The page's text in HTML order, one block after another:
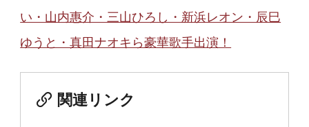
い・山内惠介・三山ひろし・新浜レオン・辰巳
ゆうと・真田ナオキら豪華歌手出演！
関連リンク